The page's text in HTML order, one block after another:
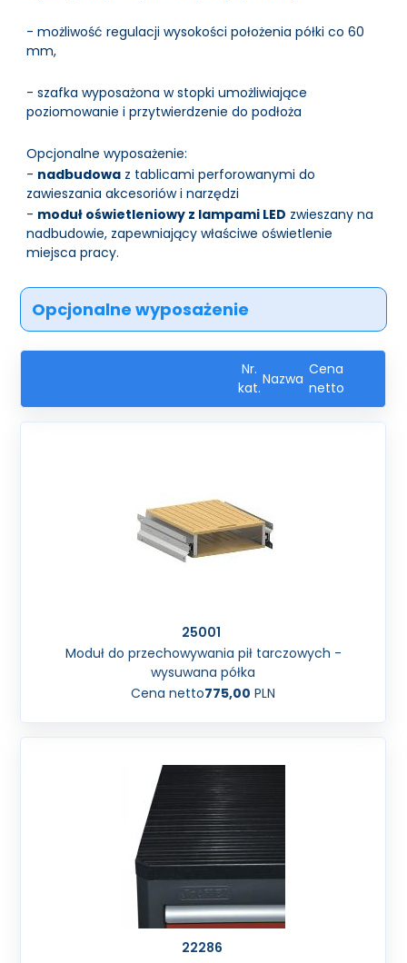
- możliwość regulacji wysokości położenia półki co 60
mm,
- szafka wyposażona w stopki umożliwiające
poziomowanie i przytwierdzenie do podłoża
Opcjonalne wyposażenie:
- nadbudowa z tablicami perforowanymi do
zawieszania akcesoriów i narzędzi
- moduł oświetleniowy z lampami LED zwieszany na
nadbudowie, zapewniający właściwe oświetlenie
miejsca pracy.
Opcjonalne wyposażenie
Nr.
kat.
Nazwa
Cena
netto
25001
Moduł do przechowywania pił tarczowych -
wysuwana półka
Cena netto775,00 PLN
22286